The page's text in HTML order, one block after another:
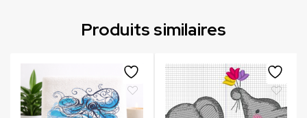
Produits similaires